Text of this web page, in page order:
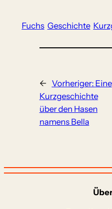
Fuchs Geschichte
← Vorheriger: Eine
Kurzgeschichte
über den Hasen
namens Bella